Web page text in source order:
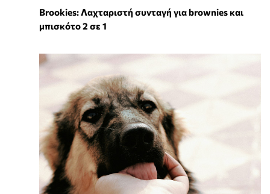
Brookies: Λαχταριστή συνταγή για brownies και
μπισκότο 2 σε 1